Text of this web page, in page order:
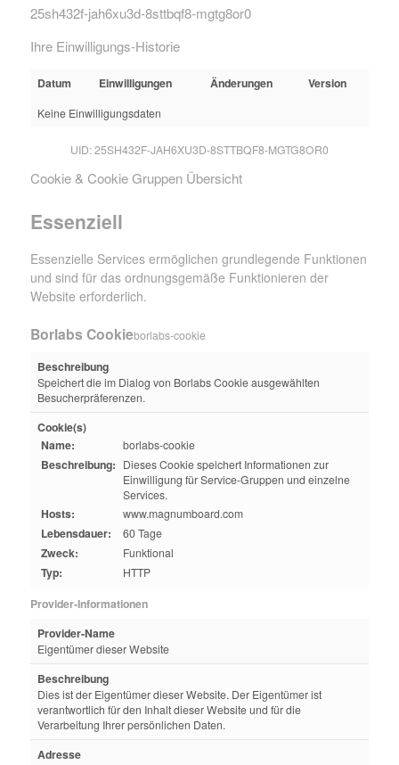
25sh432f-jah6xu3d-8sttbqf8-mgtg8or0
Ihre Einwilligungs-Historie
Datum Einwilligungen Änderungen Version
Keine Einwilligungsdaten
UID: 25SH432F-JAH6XU3D-8STTBQF8-MGTG8OR0
Cookie & Cookie Gruppen Übersicht
Essenziell
Essenzielle Services ermöglichen grundlegende Funktionen
und sind für das ordnungsgemäße Funktionieren der
Website erforderlich.
Borlabs Cookieborlabs-cookie
Beschreibung
Speichert die im Dialog von Borlabs Cookie ausgewählten
Besucherpräferenzen.
Cookie(s)
Name:
borlabs-cookie
Beschreibung: Dieses Cookie speichert Informationen zur
Einwilligung für Service-Gruppen und einzelne
Services.
Hosts: www.magnumboard.com
Lebensdauer: 60 Tage
Zweck: Funktional
Typ: HTTP
Provider-Informationen
Provider-Name
Eigentümer dieser Website
Beschreibung
Dies ist der Eigentümer dieser Website. Der Eigentümer ist
verantwortlich für den Inhalt dieser Website und für die
Verarbeitung Ihrer persönlichen Daten.
Adresse